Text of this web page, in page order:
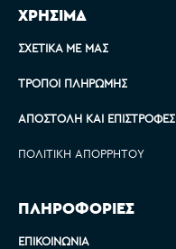
ΧΡΗΣΙΜΑ
ΣΧΕΤΙΚΆ ΜΕ ΜΑΣ
ΤΡΌΠΟΙ ΠΛΗΡΩΜΉΣ
ΑΠΟΣΤΟΛΉ ΚΑΙ ΕΠΙΣΤΡΟΦΈΣ
ΠΟΛΙΤΙΚΉ ΑΠΟΡΡΉΤΟΥ
ΠΛΗΡΟΦΟΡΙΕΣ
ΕΠΙΚΟΙΝΩΝΊΑ